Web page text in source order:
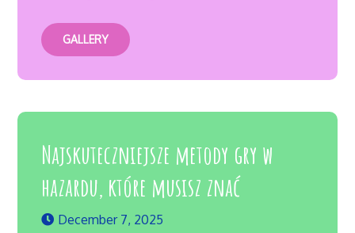
GALLERY
Najskuteczniejsze metody gry w
hazardu, które musisz znać
December 7, 2025